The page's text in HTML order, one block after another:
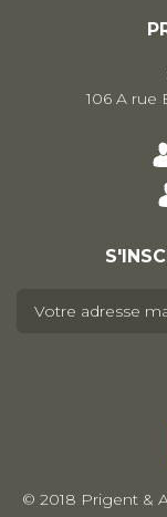
106 A rue
© 2018 Prigent &